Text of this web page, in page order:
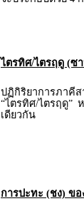
ไตรทิศ/ไตรฤดู (ซ
ปฏิกิริยาการภาคี
“ไตรทิศ/ไตรฤดู”
เดียวกัน
การปะทะ (ชง) ขอ